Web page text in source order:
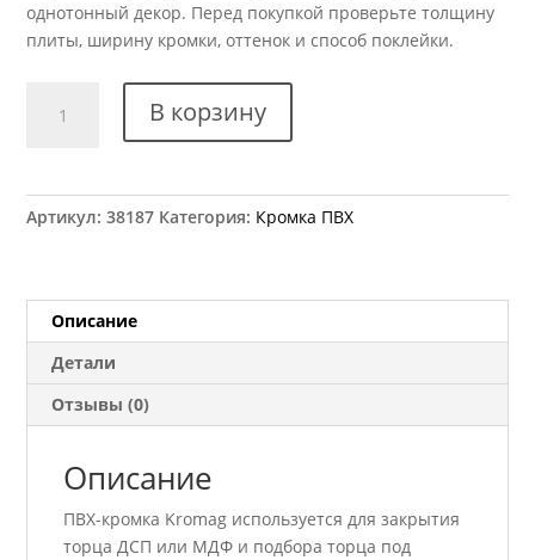
однотонный декор. Перед покупкой проверьте толщину
плиты, ширину кромки, оттенок и способ поклейки.
товара
501.03
22x2
мм
В корзину
Артикул:38187 Категория: Кромка ПВХ
Описание
Детали
Отзывы (0)
Описание
ПВХ-кромка Kromag используется для закрытия
торца ДСП или МДФ и подбора торца под